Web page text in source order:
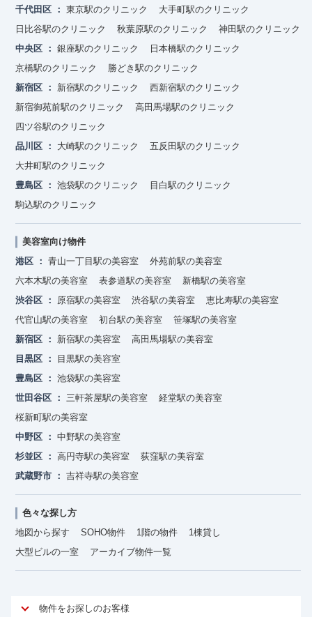
千代田区
東京駅のクリニック
大手町駅のクリニック
日比谷駅のクリニック
秋葉原駅のクリニック
神田駅のクリニック
中央区
銀座駅のクリニック
日本橋駅のクリニック
京橋駅のクリニック
勝どき駅のクリニック
新宿区
新宿駅のクリニック
西新宿駅のクリニック
新宿御苑前駅のクリニック
高田馬場駅のクリニック
四ツ谷駅のクリニック
品川区
大崎駅のクリニック
五反田駅のクリニック
大井町駅のクリニック
豊島区
池袋駅のクリニック
目白駅のクリニック
駒込駅のクリニック
美容室向け物件
港区
青山一丁目駅の美容室
外苑前駅の美容室
六本木駅の美容室
表参道駅の美容室
新橋駅の美容室
渋谷区
原宿駅の美容室 渋谷駅の美容室
恵比寿駅の美容室
代官山駅の美容室
初台駅の美容室
笹塚駅の美容室
新宿区
新宿駅の美容室
高田馬場駅の美容室
目黒区
目黒駅の美容室
豊島区
池袋駅の美容室
世田谷区
三軒茶屋駅の美容室
経堂駅の美容室
桜新町駅の美容室
中野区
中野駅の美容室
杉並区
高円寺駅の美容室
荻窪駅の美容室
武蔵野市
吉祥寺駅の美容室
色々な探し方
地図から探す
SOHO物件 1階の物件
1棟貸し
大型ビルの一室
アーカイブ物件一覧
物件をお探しのお客様